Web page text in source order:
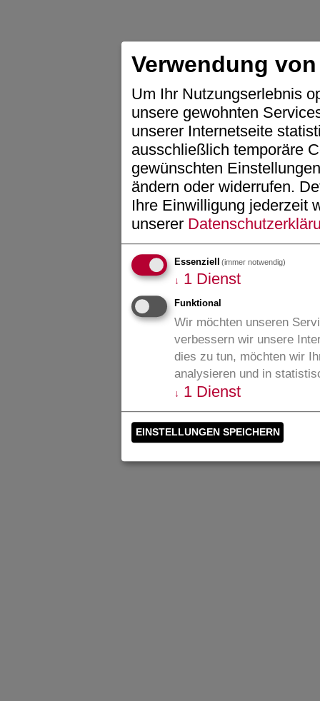
Verwendung
Um Ihr Nutzungserlebnis
unsere gewohnten
unserer Internetseite
ausschließlich temporäre
gewünschten
ändern oder widerrufen.
Ihre Einwilligung jederzeit
unserer
Essenziell (immer notwendig)
↓ 1 Dienst
Funktional
Wir möchten unseren
verbessern wir unsere
dies zu tun, möchten wir
analysieren und in
↓ 1 Dienst
EINSTELLUNGEN SPEICHERN